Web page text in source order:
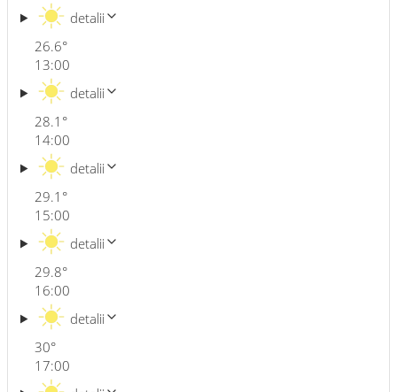
26.6°
detalii
13:00
28.1 °
detalii
14:00
29.1 °
detalii
15:00
29.8°
detalii
16:00
30°
detalii
17:00